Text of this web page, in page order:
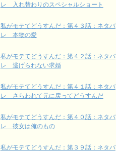
レ 入れ替わりのスペシャルショート
私がモテてどうすんだ：第４３話：ネタバ
レ 本物の愛
私がモテてどうすんだ：第４２話：ネタバ
レ 逃げられない求婚
私がモテてどうすんだ：第４１話：ネタバ
レ さらわれて元に戻ってどうすんだ
私がモテてどうすんだ：第４０話：ネタバ
レ 彼女は俺のもの
私がモテてどうすんだ：第３９話：ネタバ